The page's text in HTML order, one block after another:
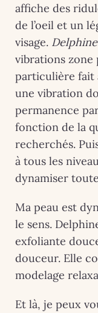
affiche des
de l’oeil et un
visage. Delphine
vibrations zone
particulière fait
une vibration
permanence
fonction de la
recherchés.
à tous les
dynamiser
Ma peau est
le sens.
exfoliante
douceur. Elle
modelage
Et là, je peux